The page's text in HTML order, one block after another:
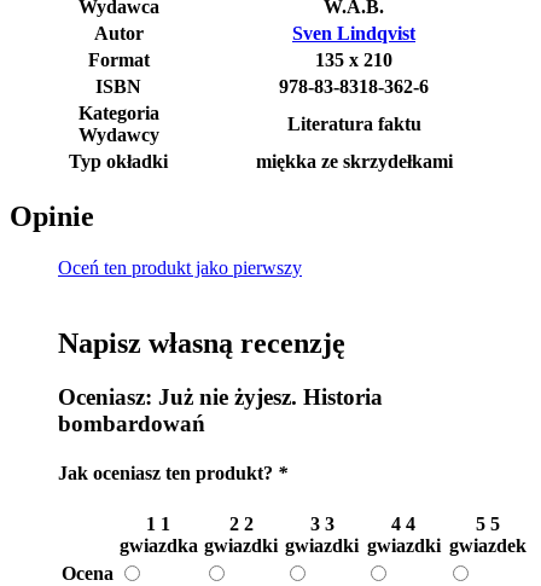
Wydawca
W.A.B.
Autor
Sven Lindqvist
Format
135 x 210
ISBN
978-83-8318-362-6
Kategoria
Wydawcy
Literatura faktu
Typ okładki
miękka ze skrzydełkami
Opinie
Oceń ten produkt jako pierwszy
Napisz własną recenzję
Oceniasz: Już nie żyjesz. Historia
bombardowań
Jak oceniasz ten produkt? *
1 1
gwiazdka
2 2
gwiazdki
3 3
gwiazdki
4 4
gwiazdki
5 5
gwiazdek
Ocena